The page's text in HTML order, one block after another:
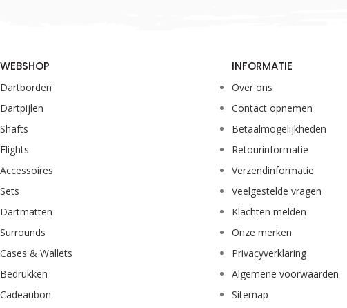
WEBSHOP
Dartborden
Dartpijlen
Shafts
Flights
Accessoires
Sets
Dartmatten
Surrounds
Cases & Wallets
Bedrukken
Cadeaubon
INFORMATIE
Over ons
Contact opnemen
Betaalmogelijkheden
Retourinformatie
Verzendinformatie
Veelgestelde vragen
Klachten melden
Onze merken
Privacyverklaring
Algemene voorwaarden
Sitemap